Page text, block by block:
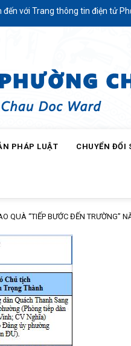
thông tin điện tử Phường
PHÁP LUẬT CHUYỂN ĐỔI
TRƯỜNG” NĂM HỌC 2026 – 2027